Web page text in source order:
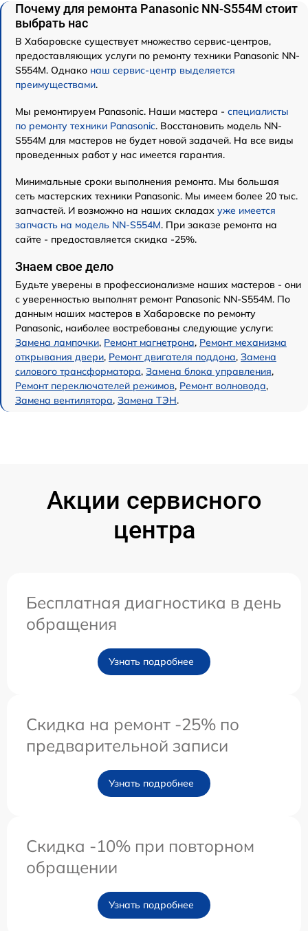
Почему для ремонта Panasonic NN-S554M стоит
выбрать нас
В Хабаровске существует множество сервис-центров,
предоставляющих услуги по ремонту техники Panasonic NN-
S554M. Однако наш сервис-центр выделяется
преимуществами.
Мы ремонтируем Panasonic. Наши мастера - специалисты
по ремонту техники Panasonic. Восстановить модель NN-
S554M для мастеров не будет новой задачей. На все виды
проведенных работ у нас имеется гарантия.
Минимальные сроки выполнения ремонта. Мы большая
сеть мастерских техники Panasonic. Мы имеем более 20 тыс.
запчастей. И возможно на наших складах уже имеется
запчасть на модель NN-S554M. При заказе ремонта на
сайте - предоставляется скидка -25%.
Знаем свое дело
Будьте уверены в профессионализме наших мастеров - они
с уверенностью выполнят ремонт Panasonic NN-S554M. По
данным наших мастеров в Хабаровске по ремонту
Panasonic, наиболее востребованы следующие услуги:
Замена лампочки, Ремонт магнетрона, Ремонт механизма
открывания двери, Ремонт двигателя поддона, Замена
силового трансформатора, Замена блока управления,
Ремонт переключателей режимов, Ремонт волновода,
Замена вентилятора, Замена ТЭН.
Акции сервисного
центра
Бесплатная диагностика в день
обращения
Узнать подробнее
Скидка на ремонт -25% по
предварительной записи
Узнать подробнее
Скидка -10% при повторном
обращении
Узнать подробнее